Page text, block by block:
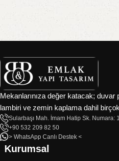
Mekanlarınıza değer katacak; duvar
lambiri ve zemin kaplama dahil
Sularbaşı Mah. İmam Hatip Sk. Numara:
+90 532 209 82 50
> WhatsApp Canlı Destek <
Kurumsal